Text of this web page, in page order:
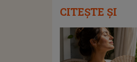
CITEȘTE ȘI